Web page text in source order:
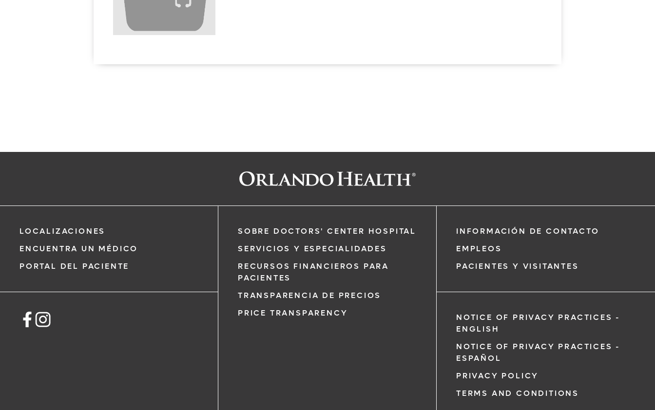
Medicina General
Si tiene una emergencia médica, llame al 911 de
LOCALIZACIONES
ENCUENTRA UN MÉDICO
PORTAL DEL PACIENTE
SOBRE DOCTORS' CENTER HOSPITAL
SERVICIOS Y ESPECIALIDADES
RECURSOS FINANCIEROS PARA
PACIENTES
TRANSPARENCIA DE PRECIOS
PRICE TRANSPARENCY
INFORMACIÓN DE CONTACTO
EMPLEOS
PACIENTES Y VISITANTES
NOTICE OF PRIVACY PRACTICES -
ENGLISH
NOTICE OF PRIVACY PRACTICES -
ESPAÑOL
PRIVACY POLICY
TERMS AND CONDITIONS